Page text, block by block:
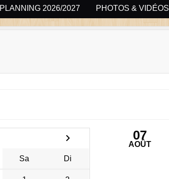
PLANNING 2026/2027 PHOTOS & VIDÉOS
Sa Di
07
AOÛT